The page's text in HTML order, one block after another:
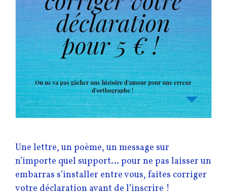
Une lettre, un poème, un message sur
n’importe quel support… pour ne pas laisser un
embarras s’installer entre vous, faites corriger
votre déclaration avant de l’inscrire !